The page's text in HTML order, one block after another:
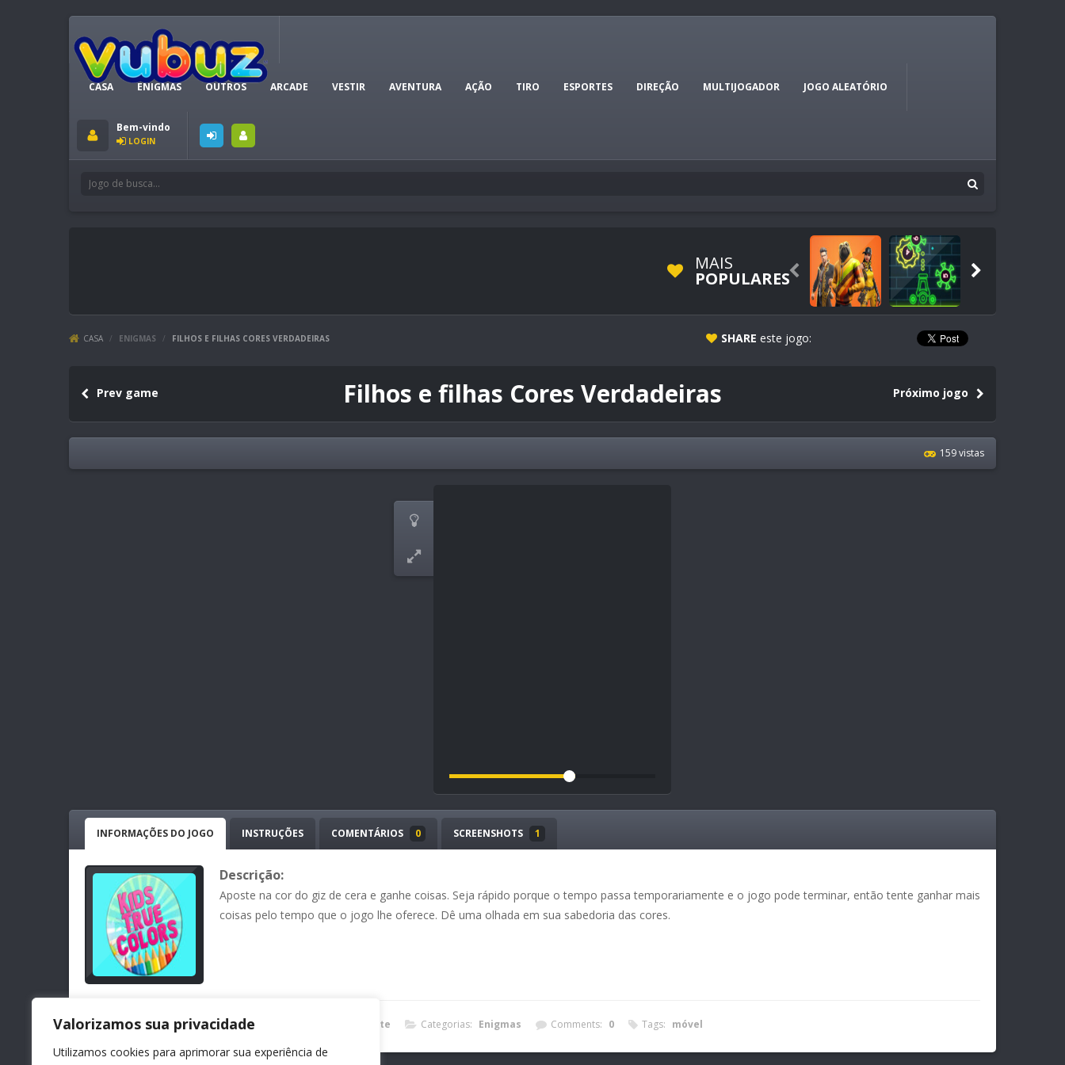
Valorizamos sua privacidade
Utilizamos cookies para aprimorar sua experiência de
CASA ENIGMAS OUTROS ARCADE VESTIR AVENTURA AÇÃO TIRO ESPORTES DIREÇÃO MULTIJOGADOR JOGO ALEATÓRIO
Bem-vindo
LOGIN
MAIS
POPULARES 
CASA / ENIGMAS / FILHOS E FILHAS CORES VERDADEIRAS SHARE este jogo:
Filhos e filhas Cores Verdadeiras
Prev game Próximo jogo
159 vistas


INFORMAÇÕES DO JOGO INSTRUÇÕES COMENTÁRIOS 0 SCREENSHOTS 1
Descrição:
Aposte na cor do giz de cera e ganhe coisas. Seja rápido porque o tempo passa temporariamente e o jogo pode terminar, então tente ganhar mais
coisas pelo tempo que o jogo lhe oferece. Dê uma olhada em sua sabedoria das cores.
Uploaded on: 05 mar , 2026 Daniela Valente Categorias: Enigmas Comments: 0 Tags: móvel